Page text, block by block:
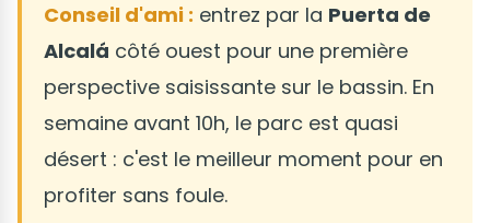
Conseil d'ami : entrez par la Puerta de
Alcalá côté ouest pour une première
perspective saisissante sur le bassin. En
semaine avant 10h, le parc est quasi
désert : c'est le meilleur moment pour en
profiter sans foule.